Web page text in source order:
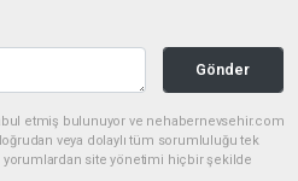
Gönder
etmiş bulunuyor ve nehabernevsehir.com
veya dolaylı tüm sorumluluğu tek
yorumlardan site yönetimi hiçbir şekilde